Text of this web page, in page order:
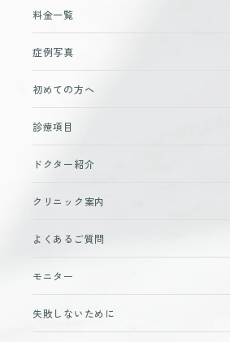
料金一覧
症例写真
初めての方へ
診療項目
ドクター紹介
クリニック案内
よくあるご質問
モニター
失敗しないために